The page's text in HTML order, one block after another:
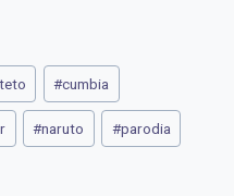
#cumbia
#naruto #parodia